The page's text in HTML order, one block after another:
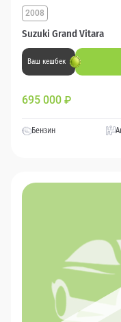
Suzuki Grand Vitara
2008
Ваш кешбек
695 000 ₽
Бензин